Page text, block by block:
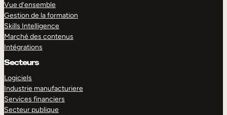
Vue d’ensemble
Gestion de la formation
Skills Intelligence
Marché des contenus
Intégrations
Secteurs
Logiciels
Industrie manufacturiere
Services financiers
Secteur publique